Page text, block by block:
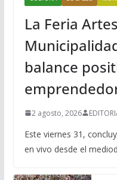
La Feria
balance
2 agosto, 2026
Este viernes 31,
en vivo desde el